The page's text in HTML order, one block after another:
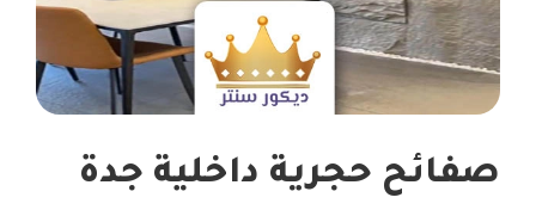
صفائح حجرية داخلية جدة